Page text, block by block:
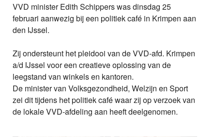
VVD minister Edith Schippers was dinsdag 25
februari aanwezig bij een politiek café in Krimpen aan
den IJssel.
Zij ondersteunt het pleidooi van de VVD-afd. Krimpen
a/d IJssel voor een creatieve oplossing van de
leegstand van winkels en kantoren.
De minister van Volksgezondheid, Welzijn en Sport
zei dit tijdens het politiek café waar zij op verzoek van
de lokale VVD-afdeling aan heeft deelgenomen.